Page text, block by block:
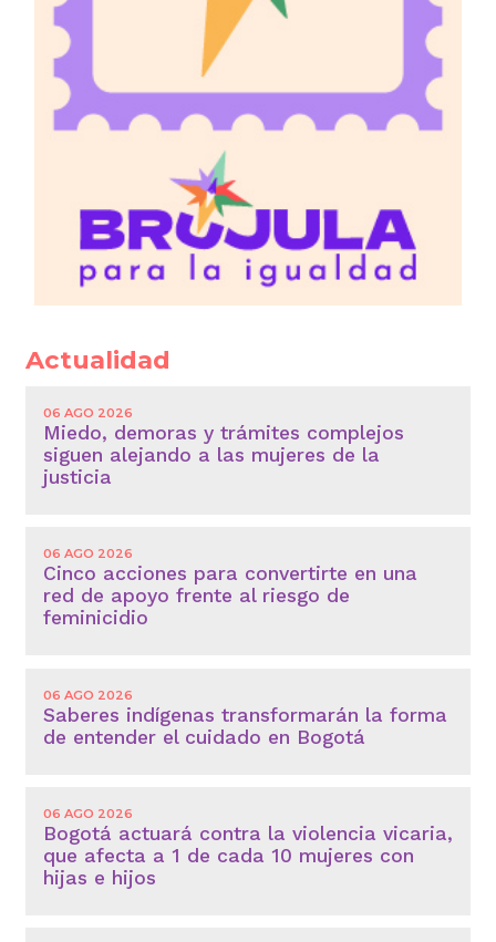
Actualidad
06 AGO 2026
Miedo, demoras y trámites complejos
siguen alejando a las mujeres de la
justicia
06 AGO 2026
Cinco acciones para convertirte en una
red de apoyo frente al riesgo de
feminicidio
06 AGO 2026
Saberes indígenas transformarán la forma
de entender el cuidado en Bogotá
06 AGO 2026
Bogotá actuará contra la violencia vicaria,
que afecta a 1 de cada 10 mujeres con
hijas e hijos